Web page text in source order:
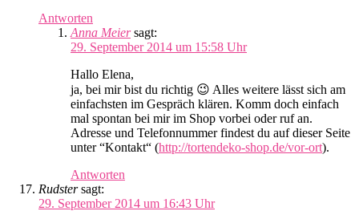
Antworten
Anna Meier sagt:
29. September 2014 um 15:58 Uhr
Hallo Elena,
ja, bei mir bist du richtig 😉 Alles weitere lässt sich am
einfachsten im Gespräch klären. Komm doch einfach
mal spontan bei mir im Shop vorbei oder ruf an.
Adresse und Telefonnummer findest du auf dieser Seite
unter “Kontakt“ (http://tortendeko-shop.de/vor-ort).
Antworten
Rudster sagt:
29. September 2014 um 16:43 Uhr